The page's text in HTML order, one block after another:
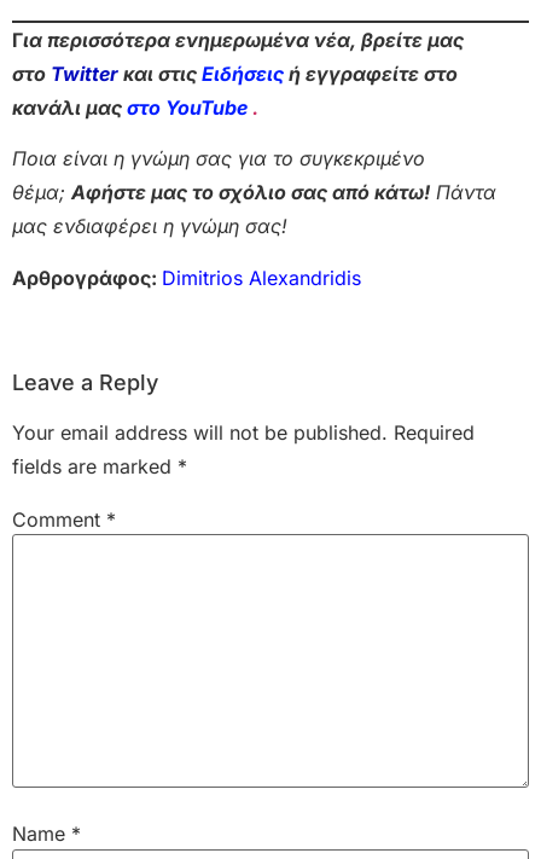
Για περισσότερα ενημερωμένα νέα, βρείτε μας
στο Twitter και στις Ειδήσεις ή εγγραφείτε στο
κανάλι μας στο YouTube .
Ποια είναι η γνώμη σας για το συγκεκριμένο
θέμα;Αφήστε μας το σχόλιο σας από κάτω! Πάντα
μας ενδιαφέρει η γνώμη σας!
Αρθρογράφος: Dimitrios Alexandridis
Leave a Reply
Your email address will not be published. Required
fields are marked *
Comment *
Name *